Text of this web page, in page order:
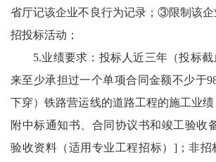
省厅记该企业不良行为记录；③限制该
招投标活动；
5.业绩要求：投标人近三年（投标截
来至少承担过一个单项合同金额不少于
下穿）铁路营运线的道路工程的施工业
附中标通知书、合同协议书和竣工验收
验收资料（适用专业工程招标）]；非招